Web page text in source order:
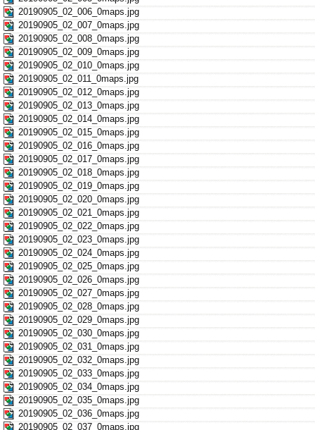
20190905_02_006_0maps.jpg
20190905_02_007_0maps.jpg
20190905_02_008_0maps.jpg
20190905_02_009_0maps.jpg
20190905_02_010_0maps.jpg
20190905_02_011_0maps.jpg
20190905_02_012_0maps.jpg
20190905_02_013_0maps.jpg
20190905_02_014_0maps.jpg
20190905_02_015_0maps.jpg
20190905_02_016_0maps.jpg
20190905_02_017_0maps.jpg
20190905_02_018_0maps.jpg
20190905_02_019_0maps.jpg
20190905_02_020_0maps.jpg
20190905_02_021_0maps.jpg
20190905_02_022_0maps.jpg
20190905_02_023_0maps.jpg
20190905_02_024_0maps.jpg
20190905_02_025_0maps.jpg
20190905_02_026_0maps.jpg
20190905_02_027_0maps.jpg
20190905_02_028_0maps.jpg
20190905_02_029_0maps.jpg
20190905_02_030_0maps.jpg
20190905_02_031_0maps.jpg
20190905_02_032_0maps.jpg
20190905_02_033_0maps.jpg
20190905_02_034_0maps.jpg
20190905_02_035_0maps.jpg
20190905_02_036_0maps.jpg
20190905_02_037_0maps.jpg